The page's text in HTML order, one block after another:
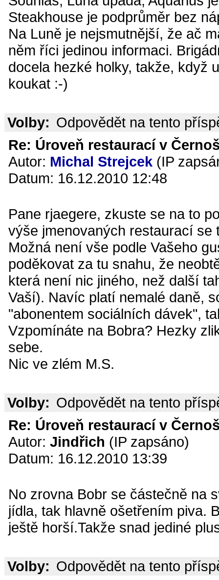
Steakhouse je podprůměr bez
Na Luně je nejsmutnější, že ač
něm říci jedinou informaci.
docela hezké holky, takže, když
koukat :-)
Volby: Odpovědět na tento
Re: Úroveň restaurací v
Autor: Michal Strejcek (IP
Datum: 16.12.2010 12:48
Pane rjaegere, zkuste se na to
výše jmenovaných restaurací
Možná není vše podle Vašeho
poděkovat za tu snahu, že
která není nic jiného, než další
Vaší). Navíc platí nemalé daně,
"abonentem sociálních dávek",
Vzpomínáte na Bobra? Hezky
sebe.
Nic ve zlém M.S.
Volby: Odpovědět na tento
Re: Úroveň restaurací v
Autor: Jindřich (IP zapsáno)
Datum: 16.12.2010 13:39
No zrovna Bobr se částečně na
jídla, tak hlavně ošetřením piva.
ještě horší.Takže snad jediné
Volby: Odpovědět na tento